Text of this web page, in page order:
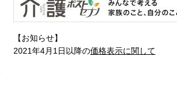
【お知らせ】
2021年4月1日以降の価格表示に関して